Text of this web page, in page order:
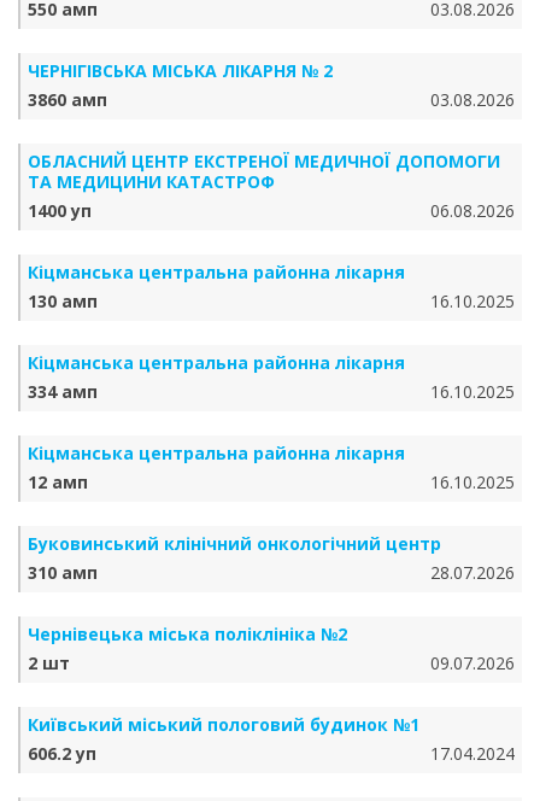
550 амп 03.08.2026
ЧЕРНІГІВСЬКА МІСЬКА ЛІКАРНЯ № 2
3860 амп
03.08.2026
ОБЛАСНИЙ ЦЕНТР ЕКСТРЕНОЇ МЕДИЧНОЇ ДОПОМОГИ
ТА МЕДИЦИНИ КАТАСТРОФ
1400 уп
06.08.2026
Кіцманська центральна районна лікарня
130 амп
16.10.2025
Кіцманська центральна районна лікарня
334 амп
16.10.2025
Кіцманська центральна районна лікарня
12 амп
16.10.2025
Буковинський клінічний онкологічний центр
310 амп
28.07.2026
Чернівецька міська поліклініка №2
2 шт
09.07.2026
Київський міський пологовий будинок №1
606.2 уп
17.04.2024